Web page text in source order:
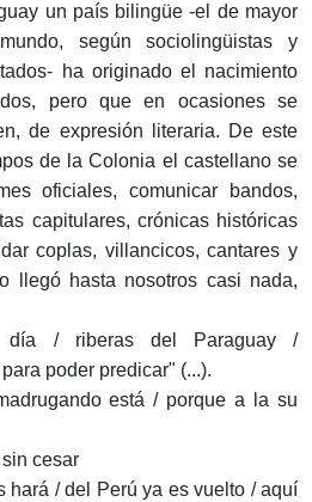
un país bilingüe -el de mayor
según sociolingüistas y
ha originado el nacimiento
pero que en ocasiones se
de expresión literaria. De este
de la Colonia el castellano se
oficiales, comunicar bandos,
capitulares, crónicas históricas
coplas, villancicos, cantares y
llegó hasta nosotros casi nada,
día / riberas del Paraguay /
poder predicar" (...).
está / porque a la su
cesar
hará / del Perú ya es vuelto / aquí